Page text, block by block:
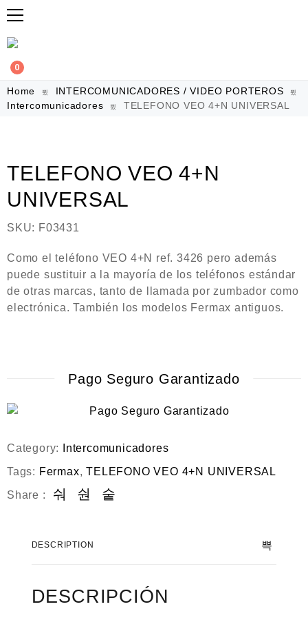
0
Home
INTERCOMUNICADORES / VIDEO PORTEROS
Intercomunicadores
TELEFONO VEO 4+N UNIVERSAL
TELEFONO VEO 4+N
UNIVERSAL
SKU: F03431
Como el teléfono VEO 4+N ref. 3426 pero además
puede sustituir a la mayoría de los teléfonos estándar
de otras marcas, tanto de llamada por zumbador como
electrónica. También los modelos Fermax antiguos.
Pago Seguro Garantizado
Category:
Intercomunicadores
Tags: Fermax,TELEFONO VEO 4+N UNIVERSAL
Share :
DESCRIPTION
DESCRIPCIÓN